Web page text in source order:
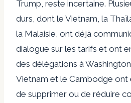
Trump, reste incertaine.
durs, dont le Vietnam, la
la Malaisie, ont déjà
dialogue sur les tarifs et ont
des délégations à
Vietnam et le Cambodge
de supprimer ou de réduire